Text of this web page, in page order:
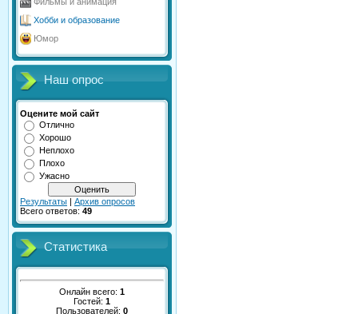
Хобби и образование
Юмор
Наш опрос
Оцените мой сайт
Отлично
Хорошо
Неплохо
Плохо
Ужасно
Результаты | Архив опросов
Всего ответов: 49
Статистика
Онлайн всего: 1
Гостей: 1
Пользователей: 0